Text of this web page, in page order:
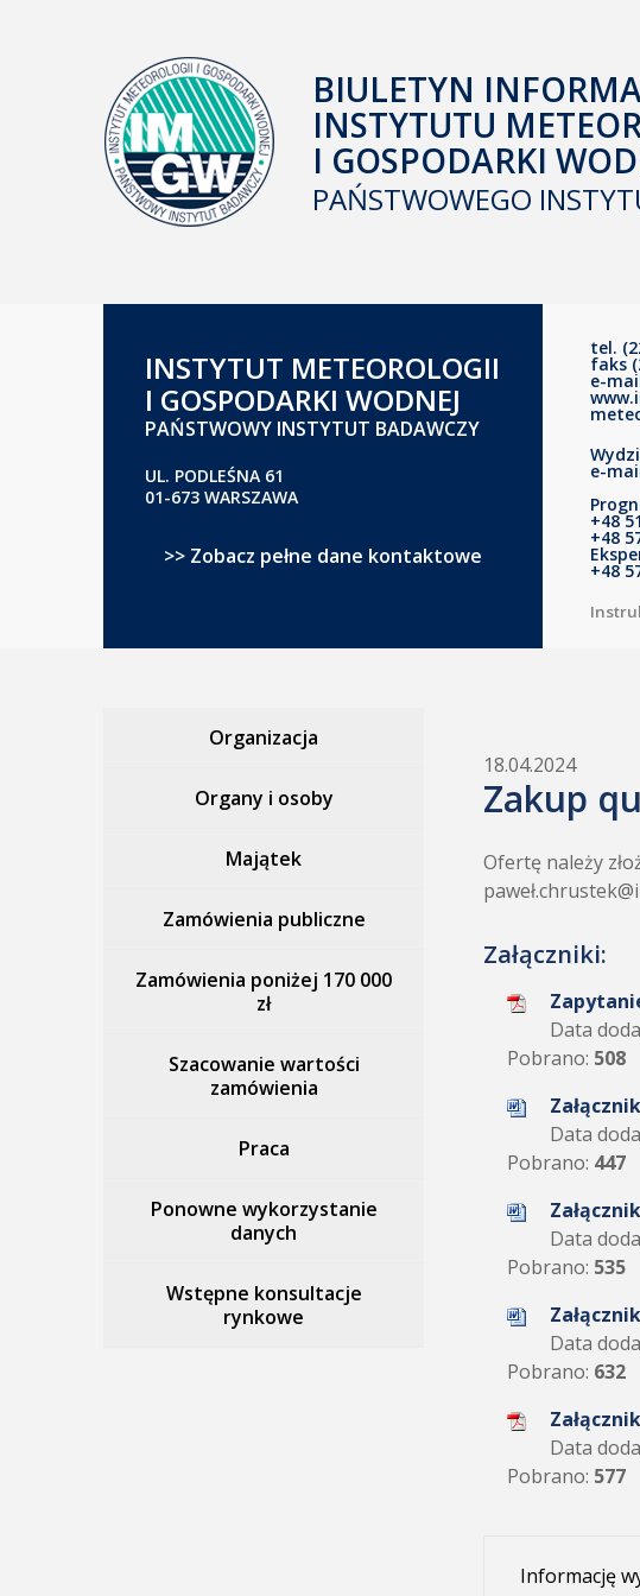
BIULETYN
INSTYTUTU
I GOSPODARKI
PAŃSTWOWEGO
INSTYTUT METEOROLOGII
I GOSPODARKI WODNEJ
PAŃSTWOWY INSTYTUT BADAWCZY
UL. PODLEŚNA 61
01-673 WARSZAWA
>> Zobacz pełne dane kontaktowe
tel.
faks
e-
e-
+48
+48
+48
Organizacja
Organy i osoby
Majątek
Zamówienia publiczne
Zamówienia poniżej 170 000
zł
Szacowanie wartości
zamówienia
Praca
Ponowne wykorzystanie
danych
Wstępne konsultacje
rynkowe
18.04.2024
Zakup
Ofertę należy
Załączniki:
Data
Pobrano: 508
Data
Pobrano: 447
Data
Pobrano: 535
Data
Pobrano: 632
Data
Pobrano: 577
Informację